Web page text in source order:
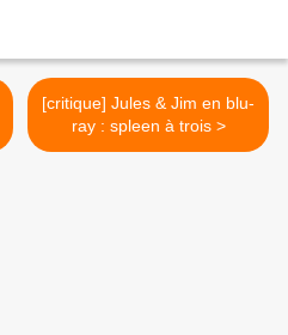
[critique] Jules & Jim en blu-
ray : spleen à trois >